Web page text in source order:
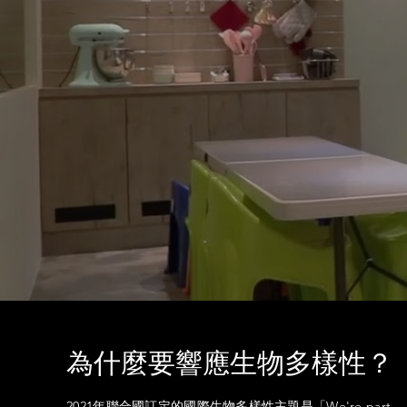
為什麼要響應生物多樣性？